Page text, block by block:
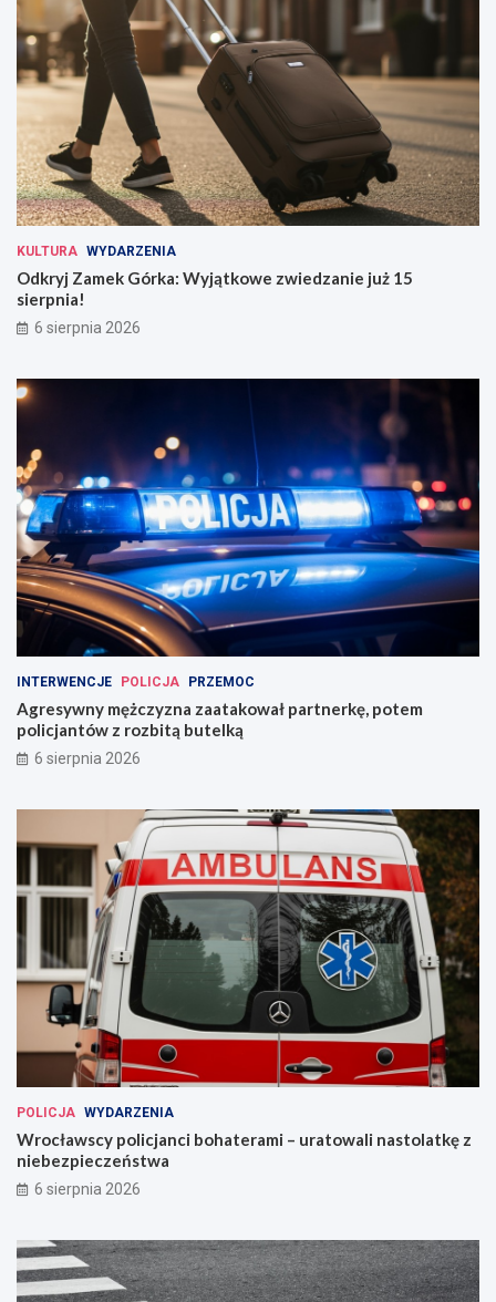
KULTURA WYDARZENIA
Odkryj Zamek Górka: Wyjątkowe zwiedzanie już 15
sierpnia!
6 sierpnia 2026
INTERWENCJE POLICJA PRZEMOC
Agresywny mężczyzna zaatakował partnerkę, potem
policjantów z rozbitą butelką
6 sierpnia 2026
POLICJA WYDARZENIA
Wrocławscy policjanci bohaterami – uratowali nastolatkę z
niebezpieczeństwa
6 sierpnia 2026